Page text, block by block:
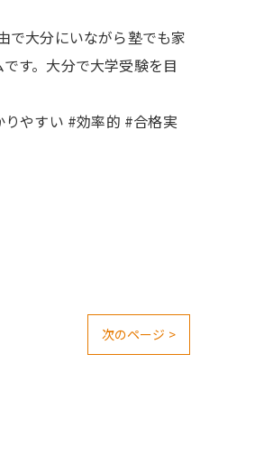
で大分にいながら塾でも家
す。大分で大学受験を目
やすい #効率的 #合格実
次のページ >